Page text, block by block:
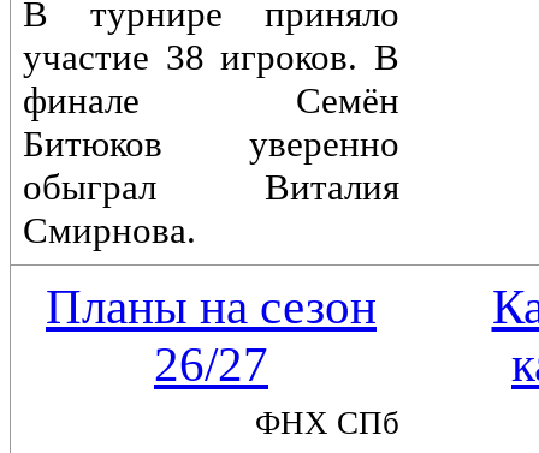
В турнире приняло
участие 38 игроков. В
финале Семён
Битюков уверенно
обыграл Виталия
Смирнова.
Планы на сезон
26/27
ФНХ СПб